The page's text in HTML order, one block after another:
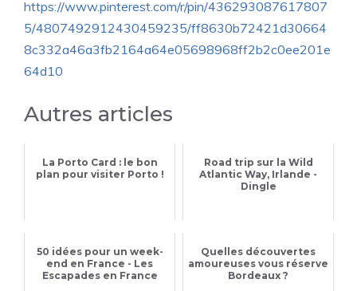
https://www.pinterest.com/r/pin/436293087617807
5/4807492912430459235/ff8630b72421d30664
8c332a46a3fb2164a64e05698968ff2b2c0ee201e
64d10
Autres articles
La Porto Card : le bon
plan pour visiter Porto !
Road trip sur la Wild
Atlantic Way, Irlande -
Dingle
50 idées pour un week-
end en France - Les
Escapades en France
Quelles découvertes
amoureuses vous réserve
Bordeaux ?